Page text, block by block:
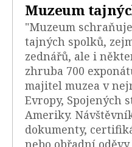
Muzeum
"Muzeum
tajných spolků,
zednářů, ale i
zhruba 700
majitel muzea v
Evropy, Spojených
Ameriky.
dokumenty,